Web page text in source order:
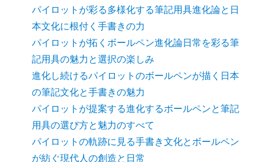
パイロットが彩る多様化する筆記用具進化論と日
本文化に根付く手書きの力
パイロットが拓くボールペン進化論日常を彩る筆
記用具の魅力と選択の楽しみ
進化し続けるパイロットのボールペンが描く日本
の筆記文化と手書きの魅力
パイロットが提案する進化するボールペンと筆記
用具の選び方と魅力のすべて
パイロットの軌跡に見る手書き文化とボールペン
が紡ぐ現代人の創造と日常